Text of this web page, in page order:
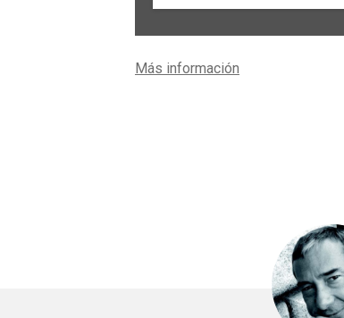
Más información